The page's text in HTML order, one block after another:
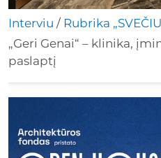
Interviu / Rubrika
„Geri Genai“ – klinika,
paslaptį